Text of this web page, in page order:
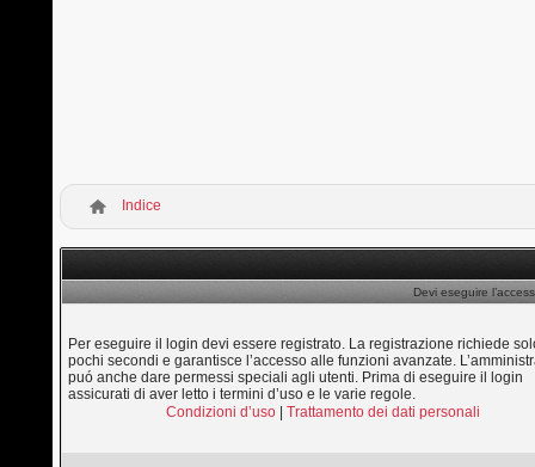
Indice
Devi eseguire
Per eseguire il login devi essere registrato. La registrazione richiede
pochi secondi e garantisce l’accesso alle funzioni avanzate.
puó anche dare permessi speciali agli utenti. Prima di eseguire il login
assicurati di aver letto i termini d’uso e le varie regole.
Condizioni d’uso |Trattamento dei dati personali